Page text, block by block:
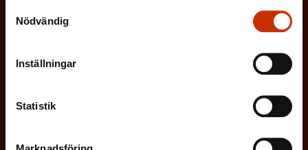
Nödvändig
Inställningar
Statistik